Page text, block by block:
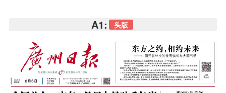
A1: 头版